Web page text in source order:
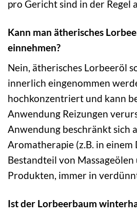
pro Gericht sind in der Regel
Kann man ätherisches
einnehmen?
Nein, ätherisches Lorbeeröl
innerlich eingenommen
hochkonzentriert und kann
Anwendung Reizungen
Anwendung beschränkt sich
Aromatherapie (z.B. in
Bestandteil von
Produkten, immer in
Ist der Lorbeerbaum